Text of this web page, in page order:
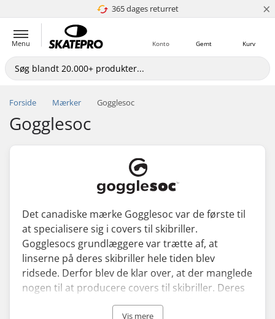
365 dages returret
4.8 ud af 5 ×
Menu Kurv
Gemt
Konto
Forside Mærker Gogglesoc
Gogglesoc
Det canadiske mærke Gogglesoc var de første til
at specialisere sig i covers til skibriller.
Gogglesocs grundlæggere var trætte af, at
linserne på deres skibriller hele tiden blev
ridsede. Derfor blev de klar over, at der manglede
nogen til at producere covers til skibriller. Deres
covers er lavet i et strækbart mikrofiber-
Vis mere